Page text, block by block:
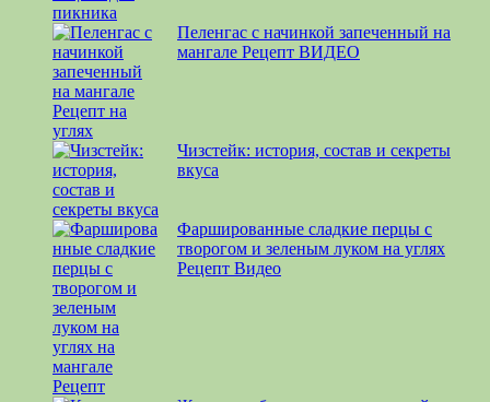
Пеленгас с начинкой запеченный на
мангале Рецепт ВИДЕО
Чизстейк: история, состав и секреты
вкуса
Фаршированные сладкие перцы с
творогом и зеленым луком на углях
Рецепт Видео